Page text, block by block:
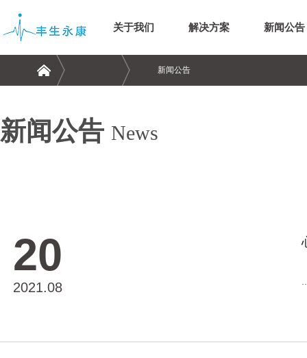
关于我们 解决方案 新闻公告
新闻公告
新闻公告 News
20
2021.08